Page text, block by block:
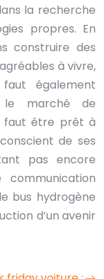
la recherche
propres. En
construire des
à vivre,
également
le marché de
faut être prêt à
de ses
pas encore
bus hydrogène
d’un avenir